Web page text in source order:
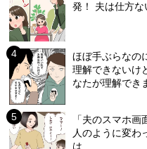
発！ 夫は仕方な
ほぼ手ぶらなの
理解できないけ
なたが理解でき
「夫のスマホ
人のように変わ
は